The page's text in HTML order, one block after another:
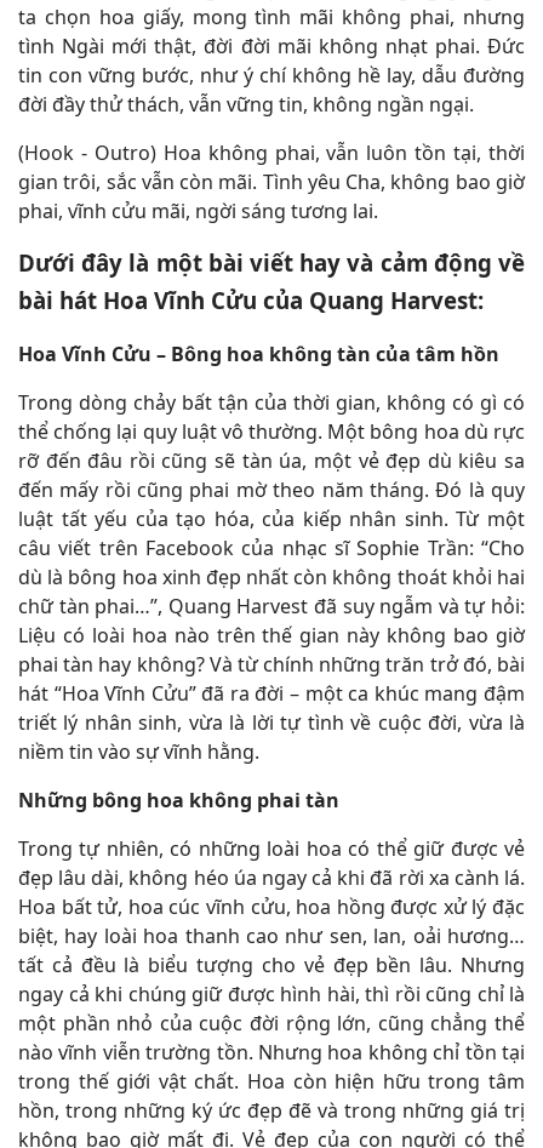
ta chọn hoa giấy, mong tình mãi không phai, nhưng
tình Ngài mới thật, đời đời mãi không nhạt phai. Đức
tin con vững bước, như ý chí không hề lay, dẫu đường
đời đầy thử thách, vẫn vững tin, không ngần ngại.
(Hook - Outro) Hoa không phai, vẫn luôn tồn tại, thời
gian trôi, sắc vẫn còn mãi. Tình yêu Cha, không bao giờ
phai, vĩnh cửu mãi, ngời sáng tương lai.
Dưới đây là một bài viết hay và cảm động về
bài hát Hoa Vĩnh Cửu của Quang Harvest:
Hoa Vĩnh Cửu – Bông hoa không tàn của tâm hồn
Trong dòng chảy bất tận của thời gian, không có gì có
thể chống lại quy luật vô thường. Một bông hoa dù rực
rỡ đến đâu rồi cũng sẽ tàn úa, một vẻ đẹp dù kiêu sa
đến mấy rồi cũng phai mờ theo năm tháng. Đó là quy
luật tất yếu của tạo hóa, của kiếp nhân sinh. Từ một
câu viết trên Facebook của nhạc sĩ Sophie Trần: “Cho
dù là bông hoa xinh đẹp nhất còn không thoát khỏi hai
chữ tàn phai…”, Quang Harvest đã suy ngẫm và tự hỏi:
Liệu có loài hoa nào trên thế gian này không bao giờ
phai tàn hay không? Và từ chính những trăn trở đó, bài
hát “Hoa Vĩnh Cửu” đã ra đời – một ca khúc mang đậm
triết lý nhân sinh, vừa là lời tự tình về cuộc đời, vừa là
niềm tin vào sự vĩnh hằng.
Những bông hoa không phai tàn
Trong tự nhiên, có những loài hoa có thể giữ được vẻ
đẹp lâu dài, không héo úa ngay cả khi đã rời xa cành lá.
Hoa bất tử, hoa cúc vĩnh cửu, hoa hồng được xử lý đặc
biệt, hay loài hoa thanh cao như sen, lan, oải hương…
tất cả đều là biểu tượng cho vẻ đẹp bền lâu. Nhưng
ngay cả khi chúng giữ được hình hài, thì rồi cũng chỉ là
một phần nhỏ của cuộc đời rộng lớn, cũng chẳng thể
nào vĩnh viễn trường tồn. Nhưng hoa không chỉ tồn tại
trong thế giới vật chất. Hoa còn hiện hữu trong tâm
hồn, trong những ký ức đẹp đẽ và trong những giá trị
không bao giờ mất đi. Vẻ đẹp của con người có thể